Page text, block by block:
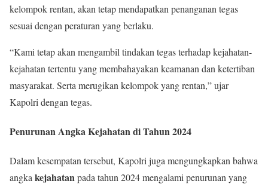
kelompok rentan, akan tetap mendapatkan penanganan tegas
sesuai dengan peraturan yang berlaku.
“Kami tetap akan mengambil tindakan tegas terhadap kejahatan-
kejahatan tertentu yang membahayakan keamanan dan ketertiban
masyarakat. Serta merugikan kelompok yang rentan,” ujar
Kapolri dengan tegas.
Penurunan Angka Kejahatan di Tahun 2024
Dalam kesempatan tersebut, Kapolri juga mengungkapkan bahwa
angkakejahatanpada tahun 2024 mengalami penurunan yang